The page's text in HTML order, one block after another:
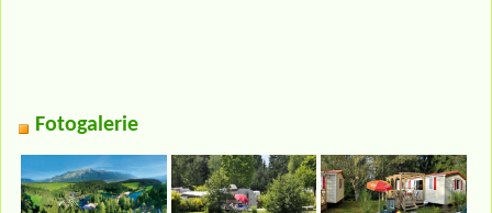
Fotogalerie